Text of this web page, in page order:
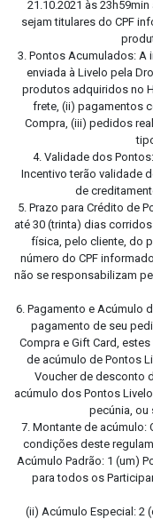
21.10.2021 às
sejam titulares do CPF
3. Pontos Acumulados:
enviada à Livelo pela
produtos adquiridos no
frete, (ii) pagamentos
Compra, (iii) pedidos
4. Validade dos
Incentivo terão validade
de
5. Prazo para Crédito de
até 30 (trinta) dias
física, pelo cliente, do
número do CPF
não se responsabilizam
6. Pagamento e Acúmulo
pagamento de seu
Compra e Gift Card,
de acúmulo de Pontos
Voucher de desconto
acúmulo dos Pontos
pecúnia, ou
7. Montante de acúmulo:
condições deste
Acúmulo Padrão: 1 (um)
para todos os
(ii) Acúmulo Especial: 2